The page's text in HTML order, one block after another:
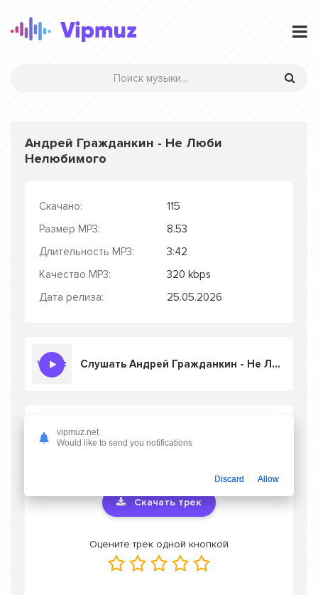
Андрей Гражданкин - Не Люби
Нелюбимого
Скачано:
115
Размер MP3:
8.53
Длительность MP3:
3:42
Качество MP3:
320 kbps
Дата релиза:
25.05.2026
Слушать Андрей Гражданкин - Не Люби Нелюбимого
Скачать песню Андрей Гражданкин - Не
Люби Нелюбимогов mp3 или слушать
Скачать трек
Оцените трек одной кнопкой
vipmuz.net
Would like to send you notifications
Discard Allow